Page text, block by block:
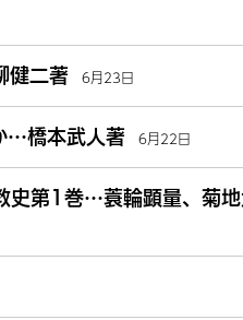
健二著 6月23日
…橋本武人著 6月22日
第1巻…蓑輪顕量、菊地